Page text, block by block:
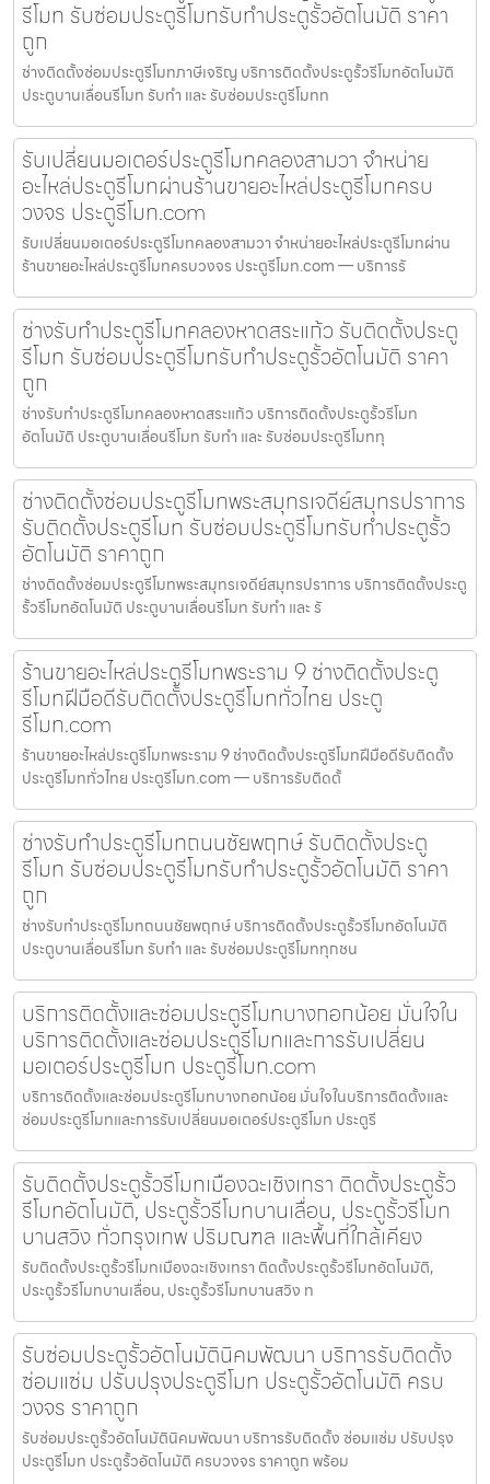
รีโมท รับซ่อมประตูรีโมทรับทำประตูรั้วอัตโนมัติ ราคา
ถูก
ช่างติดตั้งซ่อมประตูรีโมทภาษีเจริญ บริการติดตั้งประตูรั้วรีโมทอัตโนมัติ
ประตูบานเลื่อนรีโมท รับทำ และ รับซ่อมประตูรีโมทท
รับเปลี่ยนมอเตอร์ประตูรีโมทคลองสามวา จำหน่าย
อะไหล่ประตูรีโมทผ่านร้านขายอะไหล่ประตูรีโมทครบ
วงจร ประตูรีโมท.com
รับเปลี่ยนมอเตอร์ประตูรีโมทคลองสามวา จำหน่ายอะไหล่ประตูรีโมทผ่าน
ร้านขายอะไหล่ประตูรีโมทครบวงจร ประตูรีโมท.com — บริการรั
ช่างรับทำประตูรีโมทคลองหาดสระแก้ว รับติดตั้งประตู
รีโมท รับซ่อมประตูรีโมทรับทำประตูรั้วอัตโนมัติ ราคา
ถูก
ช่างรับทำประตูรีโมทคลองหาดสระแก้ว บริการติดตั้งประตูรั้วรีโมท
อัตโนมัติ ประตูบานเลื่อนรีโมท รับทำ และ รับซ่อมประตูรีโมททุ
ช่างติดตั้งซ่อมประตูรีโมทพระสมุทรเจดีย์สมุทรปราการ
รับติดตั้งประตูรีโมท รับซ่อมประตูรีโมทรับทำประตูรั้ว
อัตโนมัติ ราคาถูก
ช่างติดตั้งซ่อมประตูรีโมทพระสมุทรเจดีย์สมุทรปราการ บริการติดตั้งประตู
รั้วรีโมทอัตโนมัติ ประตูบานเลื่อนรีโมท รับทำ และ รั
ร้านขายอะไหล่ประตูรีโมทพระราม 9 ช่างติดตั้งประตู
รีโมทฝีมือดีรับติดตั้งประตูรีโมททั่วไทย ประตู
รีโมท.com
ร้านขายอะไหล่ประตูรีโมทพระราม 9 ช่างติดตั้งประตูรีโมทฝีมือดีรับติดตั้ง
ประตูรีโมททั่วไทย ประตูรีโมท.com — บริการรับติดตั้
ช่างรับทำประตูรีโมทถนนชัยพฤกษ์ รับติดตั้งประตู
รีโมท รับซ่อมประตูรีโมทรับทำประตูรั้วอัตโนมัติ ราคา
ถูก
ช่างรับทำประตูรีโมทถนนชัยพฤกษ์ บริการติดตั้งประตูรั้วรีโมทอัตโนมัติ
ประตูบานเลื่อนรีโมท รับทำ และ รับซ่อมประตูรีโมททุกชน
บริการติดตั้งและซ่อมประตูรีโมทบางกอกน้อย มั่นใจใน
บริการติดตั้งและซ่อมประตูรีโมทและการรับเปลี่ยน
มอเตอร์ประตูรีโมท ประตูรีโมท.com
บริการติดตั้งและซ่อมประตูรีโมทบางกอกน้อย มั่นใจในบริการติดตั้งและ
ซ่อมประตูรีโมทและการรับเปลี่ยนมอเตอร์ประตูรีโมท ประตูรี
รับติดตั้งประตูรั้วรีโมทเมืองฉะเชิงเทรา ติดตั้งประตูรั้ว
รีโมทอัตโนมัติ, ประตูรั้วรีโมทบานเลื่อน, ประตูรั้วรีโมท
บานสวิง ทั่วกรุงเทพ ปริมณฑล และพื้นที่ใกล้เคียง
รับติดตั้งประตูรั้วรีโมทเมืองฉะเชิงเทรา ติดตั้งประตูรั้วรีโมทอัตโนมัติ,
ประตูรั้วรีโมทบานเลื่อน, ประตูรั้วรีโมทบานสวิง ท
รับซ่อมประตูรั้วอัตโนมัตินิคมพัฒนา บริการรับติดตั้ง
ซ่อมแซ่ม ปรับปรุงประตูรีโมท ประตูรั้วอัตโนมัติ ครบ
วงจร ราคาถูก
รับซ่อมประตูรั้วอัตโนมัตินิคมพัฒนา บริการรับติดตั้ง ซ่อมแซ่ม ปรับปรุง
ประตูรีโมท ประตูรั้วอัตโนมัติ ครบวงจร ราคาถูก พร้อม